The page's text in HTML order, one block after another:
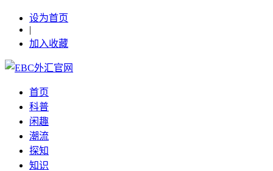
设为首页
|
加入收藏
首页
科普
闲趣
潮流
探知
知识